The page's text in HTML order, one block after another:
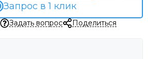
Запрос в 1 клик
Задать вопрос Поделиться